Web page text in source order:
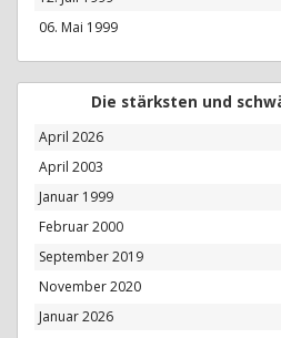
06. Mai 1999
Die stärksten und
April 2026
April 2003
Januar 1999
Februar 2000
September 2019
November 2020
Januar 2026